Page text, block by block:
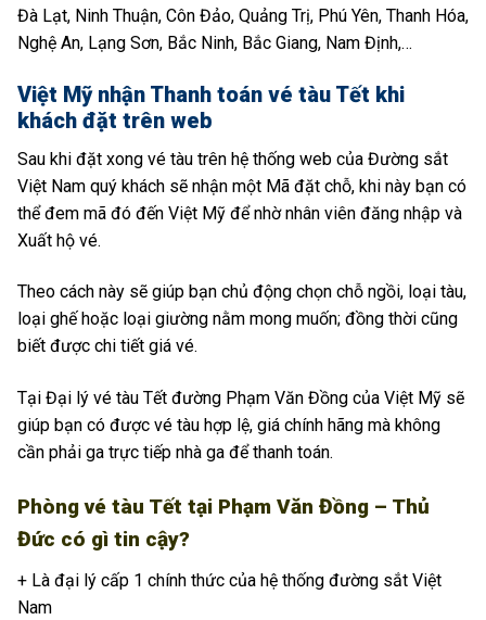
Đà Lạt, Ninh Thuận, Côn Đảo, Quảng Trị, Phú Yên, Thanh Hóa,
Nghệ An, Lạng Sơn, Bắc Ninh, Bắc Giang, Nam Định,…
Việt Mỹ nhận Thanh toán vé tàu Tết khi
khách đặt trên web
Sau khi đặt xong vé tàu trên hệ thống web của Đường sắt
Việt Nam quý khách sẽ nhận một Mã đặt chỗ, khi này bạn có
thể đem mã đó đến Việt Mỹ để nhờ nhân viên đăng nhập và
Xuất hộ vé.
Theo cách này sẽ giúp bạn chủ động chọn chỗ ngồi, loại tàu,
loại ghế hoặc loại giường nằm mong muốn; đồng thời cũng
biết được chi tiết giá vé.
Tại Đại lý vé tàu Tết đường Phạm Văn Đồng của Việt Mỹ sẽ
giúp bạn có được vé tàu hợp lệ, giá chính hãng mà không
cần phải ga trực tiếp nhà ga để thanh toán.
Phòng vé tàu Tết tại Phạm Văn Đồng – Thủ
Đức có gì tin cậy?
+ Là đại lý cấp 1 chính thức của hệ thống đường sắt Việt
Nam